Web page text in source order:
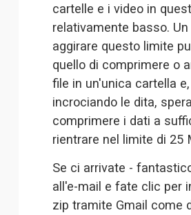
cartelle e i video in
relativamente basso.
aggirare questo limite
quello di comprimere o
file in un'unica cartella e,
incrociando le dita,
comprimere i dati a
rientrare nel limite di 25
Se ci arrivate -
all'e-mail e fate clic per
zip tramite Gmail come